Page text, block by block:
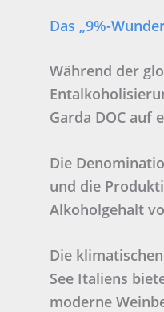
Das „9%-
Während der
Garda DOC auf
Die
und die
Alkoholgehalt
Die
See Italiens
moderne